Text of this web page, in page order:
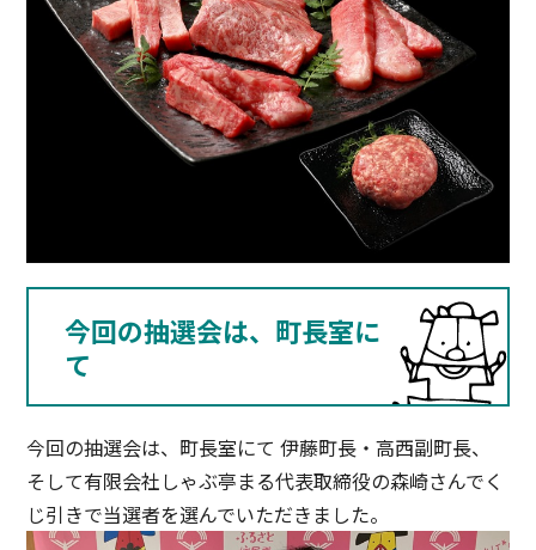
今回の抽選会は、町長室に
て
今回の抽選会は、町長室にて 伊藤町長・高西副町長、
そして有限会社しゃぶ亭まる代表取締役の森崎さんでく
じ引きで当選者を選んでいただきました。